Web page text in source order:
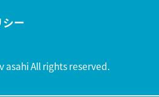
ー
asahi All rights reserved.